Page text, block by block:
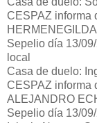
CESPAZ informa
Sepelio día 13/
local
Casa de duelo:
CESPAZ informa
ALEJANDRO
Sepelio día 13/